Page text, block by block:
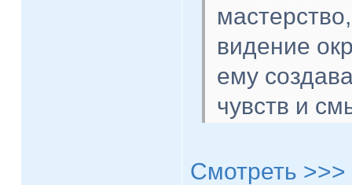
видение
ему
чувств и
Смотреть >>>